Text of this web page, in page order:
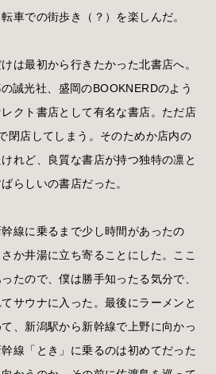
車での街歩き（？）を楽しんだ。
は最初から行きたかった北書店へ。
誠光社、盛岡のBOOKNERDのよう
クト書店として有名な書店。ただ店
閉店してしまう。そのためか店内の
れど、良質な書店が持つ独特の凛と
らしいの書店だった。
線に乗るまで少し時間があったの
か井湯に立ち寄ることにした。ここ
たので、僕は勝手知ったる気分で、
サウナに入った。最後にラーメンと
、新潟駅から新幹線で上野に向かっ
線「とき」に乗るのは初めてだった